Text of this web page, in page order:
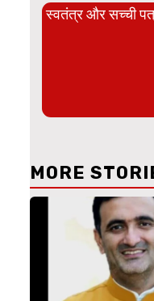
स्वतंत्र और सच्ची
MORE